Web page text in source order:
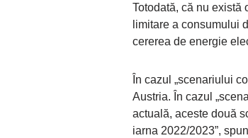
Totodată, că nu există
limitare a consumului
cererea de energie
În cazul „scenariului
Austria. În cazul
actuală, aceste două
iarna 2022/2023”,